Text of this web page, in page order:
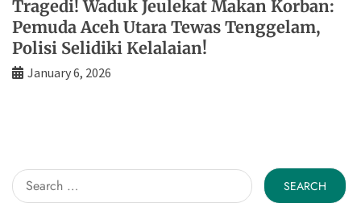
Tragedi! Waduk Jeulekat Makan Korban:
Pemuda Aceh Utara Tewas Tenggelam,
Polisi Selidiki Kelalaian!
January 6, 2026
Search